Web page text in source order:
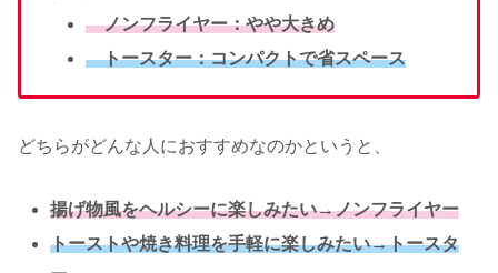
ノンフライヤー：やや大きめ
トースター：コンパクトで省スペース
どちらがどんな人におすすめなのかというと、
揚げ物風をヘルシーに楽しみたい→ノンフライヤー
トーストや焼き料理を手軽に楽しみたい→トースタ